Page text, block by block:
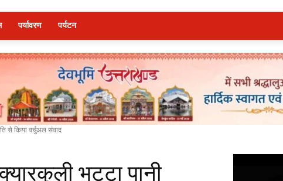
पर्यावरण पर्यटन
से किया वर्चुअल संवाद
भट्टा पानी